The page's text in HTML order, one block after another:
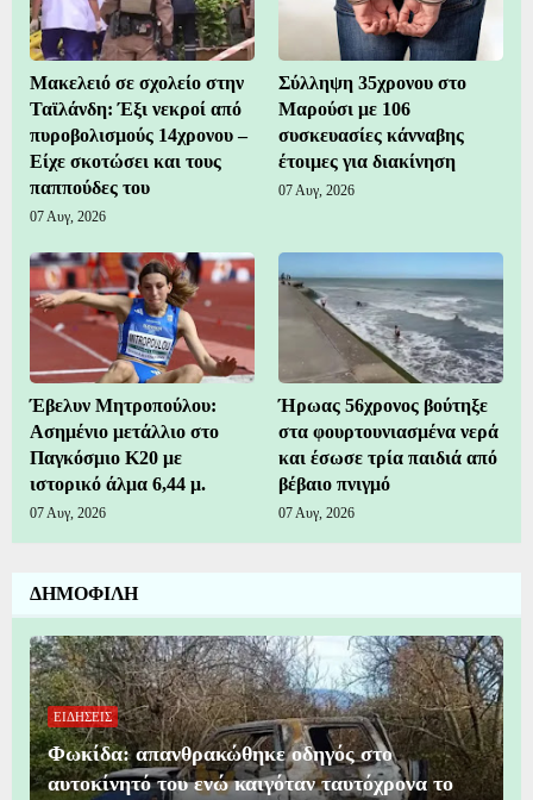
Μακελειό σε σχολείο στην
Ταϊλάνδη: Έξι νεκροί από
πυροβολισμούς 14χρονου –
Είχε σκοτώσει και τους
παππούδες του
07 Αυγ, 2026
Σύλληψη 35χρονου στο
Μαρούσι με 106
συσκευασίες κάνναβης
έτοιμες για διακίνηση
07 Αυγ, 2026
Έβελυν Μητροπούλου:
Ασημένιο μετάλλιο στο
Παγκόσμιο Κ20 με
ιστορικό άλμα 6,44 μ.
07 Αυγ, 2026
Ήρωας 56χρονος βούτηξε
στα φουρτουνιασμένα νερά
και έσωσε τρία παιδιά από
βέβαιο πνιγμό
07 Αυγ, 2026
ΔΗΜΟΦΙΛΗ
ΕΙΔΗΣΕΙΣ
Φωκίδα: απανθρακώθηκε οδηγός στο
αυτοκίνητό του ενώ καιγόταν ταυτόχρονα το